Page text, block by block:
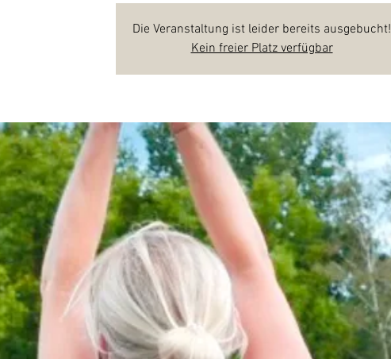
Die Veranstaltung ist leider bereits ausgebucht!
Kein freier Platz verfügbar